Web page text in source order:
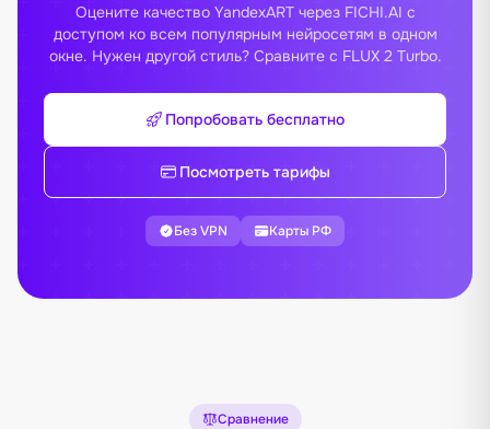
Оцените качество YandexART через FICHI.AI с
доступом ко всем популярным нейросетям в одном
окне. Нужен другой стиль? Сравните с FLUX 2 Turbo.
Попробовать бесплатно
Посмотреть тарифы
Без VPN Карты РФ
Сравнение